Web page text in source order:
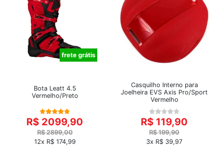
frete grátis
Bota Leatt 4.5
Vermelho/Preto
R$ 2099,90
R$ 2899,00
12x R$ 174,99
Casquilho Interno para
Joelheira EVS Axis Pro/Sport
Vermelho
R$ 119,90
R$ 199,90
3x R$ 39,97